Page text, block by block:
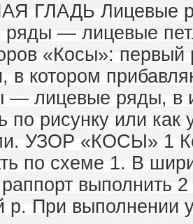
ГЛАДЬ Лицевые
ряды — лицевые
«Косы»:
в котором
— лицевые ряды, в
по рисунку или
УЗОР «КОСЫ» 1
по схеме 1. В
выполнить
р. При выполнении